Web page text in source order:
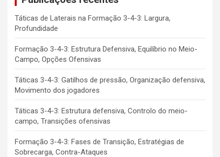
Táticas de Laterais na Formação 3-4-3: Largura,
Profundidade
Formação 3-4-3: Estrutura Defensiva, Equilíbrio no Meio-
Campo, Opções Ofensivas
Táticas 3-4-3: Gatilhos de pressão, Organização defensiva,
Movimento dos jogadores
Táticas 3-4-3: Estrutura defensiva, Controlo do meio-
campo, Transições ofensivas
Formação 3-4-3: Fases de Transição, Estratégias de
Sobrecarga, Contra-Ataques